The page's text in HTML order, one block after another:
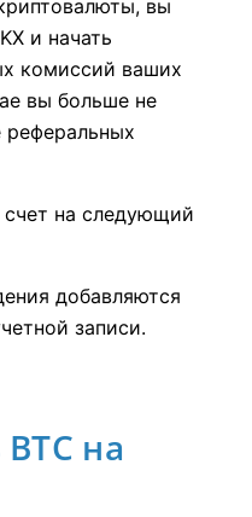
вы
и начать
комиссий ваших
вы больше не
реферальных
на следующий
добавляются
записи.
на